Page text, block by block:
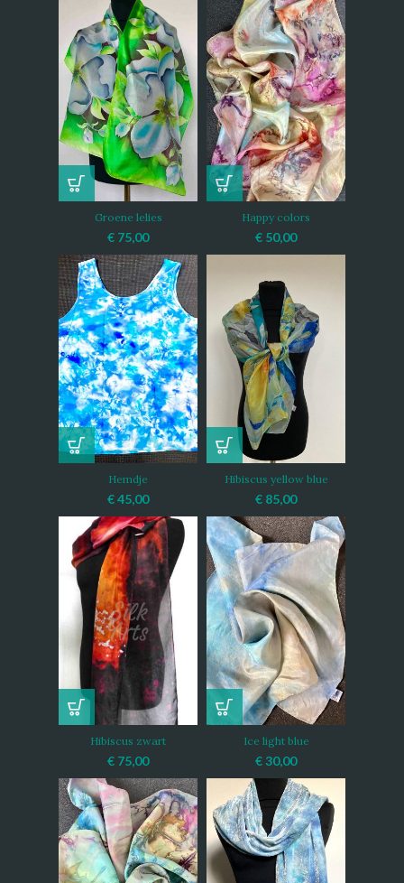
Groene lelies
€ 75,00
Happy colors
€ 50,00
Hemdje
€45,00
Hibiscus yellow blue
€ 85,00
Hibiscus zwart
€ 75,00
Ice light blue
€ 30,00